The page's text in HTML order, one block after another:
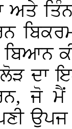
ਅਤੇ
ਲੋੜ ਦਾ
ਜੋ ਮੈਂ
ਉਪਜ